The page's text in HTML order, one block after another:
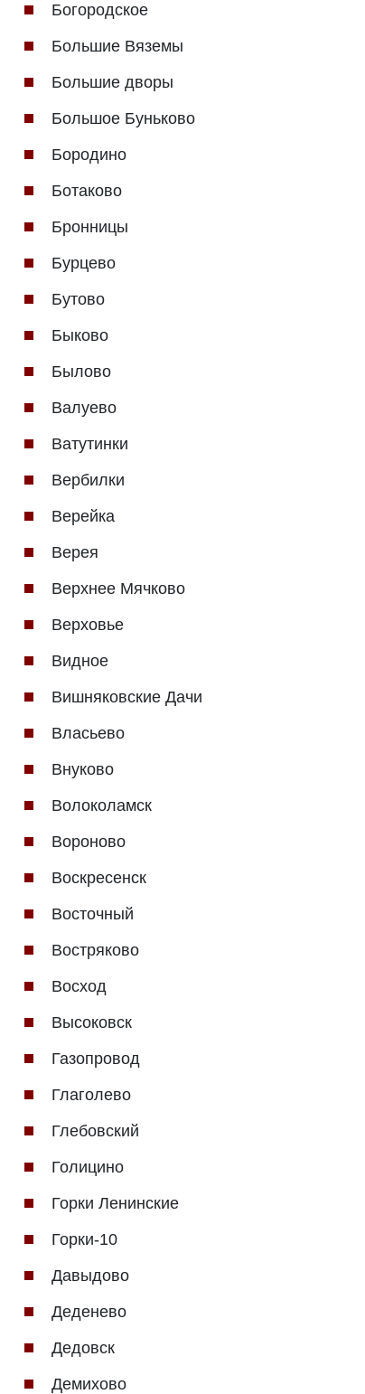
Богородское
Большие Вяземы
Большие дворы
Большое Буньково
Бородино
Ботаково
Бронницы
Бурцево
Бутово
Быково
Былово
Валуево
Ватутинки
Вербилки
Верейка
Верея
Верхнее Мячково
Верховье
Видное
Вишняковские Дачи
Власьево
Внуково
Волоколамск
Вороново
Воскресенск
Восточный
Востряково
Восход
Высоковск
Газопровод
Глаголево
Глебовский
Голицино
Горки Ленинские
Горки-10
Давыдово
Деденево
Дедовск
Демихово